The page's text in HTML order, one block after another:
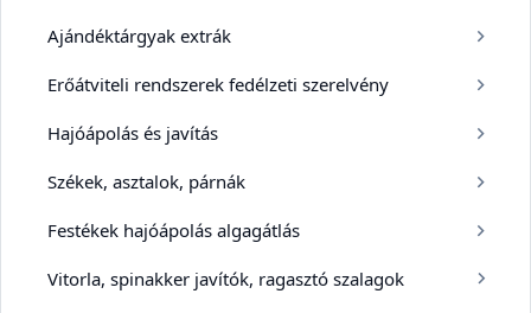
Ajándéktárgyak extrák
Erőátviteli rendszerek fedélzeti szerelvény
Hajóápolás és javítás
Székek, asztalok, párnák
Festékek hajóápolás algagátlás
Vitorla, spinakker javítók, ragasztó szalagok